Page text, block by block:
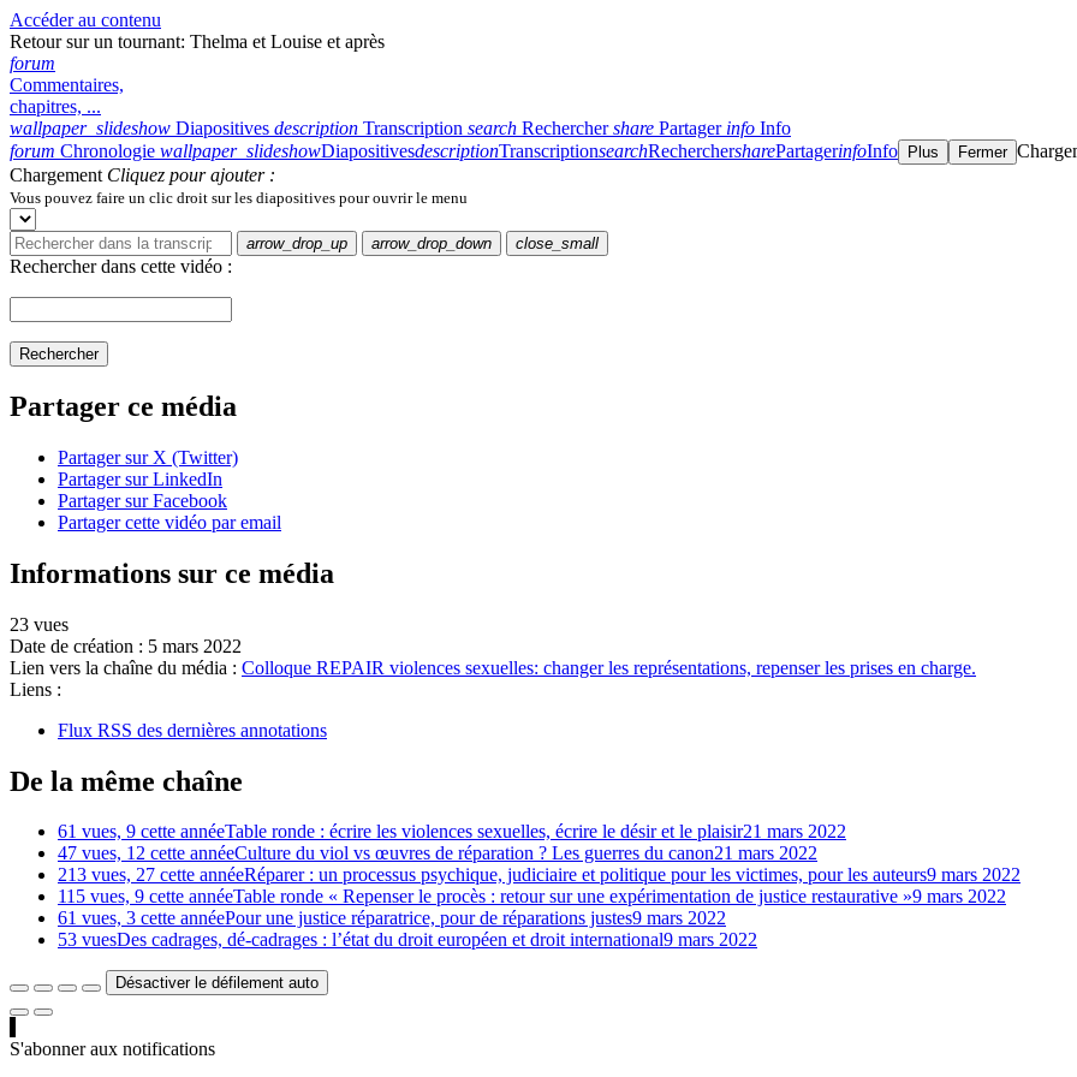
Accéder au contenu
Retour sur un tournant: Thelma et Louise et après
forum
Commentaires,
chapitres, ...
wallpaper_slideshow Diapositives description Transcription search Rechercher share Partager info Info
forum Chronologie wallpaper_slideshowDiapositivesdescriptionTranscriptionsearchRecherchersharePartagerinfoInfo Plus Fermer
Chargement Cliquez pour ajouter :
Vous pouvez faire un clic droit sur les diapositives pour ouvrir le menu
arrow_drop_up arrow_drop_down close_small
Rechercher dans cette vidéo :
Rechercher
Partager ce média
Partager sur X (Twitter)
Partager sur LinkedIn
Partager sur Facebook
Partager cette vidéo par email
Informations sur ce média
23 vues
Date de création : 5 mars 2022
Lien vers la chaîne du média : Colloque REPAIR violences sexuelles: changer les représentations, repenser les prises en charge.
Liens :
Flux RSS des dernières annotations
De la même chaîne
61 vues, 9 cette annéeTable ronde : écrire les violences sexuelles, écrire le désir et le plaisir21 mars 2022
47 vues, 12 cette annéeCulture du viol vs œuvres de réparation ? Les guerres du canon21 mars 2022
213 vues, 27 cette annéeRéparer : un processus psychique, judiciaire et politique pour les victimes, pour les auteurs9 mars 2022
115 vues, 9 cette annéeTable ronde « Repenser le procès : retour sur une expérimentation de justice restaurative »9 mars 2022
61 vues, 3 cette annéePour une justice réparatrice, pour de réparations justes9 mars 2022
53 vuesDes cadrages, dé-cadrages : l’état du droit européen et droit international9 mars 2022
Désactiver le défilement auto
S'abonner aux notifications